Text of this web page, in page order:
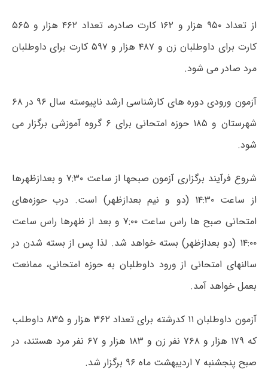
از تعداد ۹۵۰ هزار و ۱۶۲ کارت صادره، تعداد ۴۶۲ هزار و ۵۶۵
کارت برای داوطلبان زن و ۴۸۷ هزار و ۵۹۷ کارت برای داوطلبان
مرد صادر می شود.
آزمون ورودی دوره های کارشناسی ارشد ناپیوسته سال ۹۶ در ۶۸
شهرستان و ۱۸۵ حوزه امتحانی برای ۶ گروه آموزشی برگزار می
شود.
شروع فرآیند برگزاری آزمون صبحها از ساعت ۷:۳۰ و بعدازظهرها
از ساعت ۱۴:۳۰ (دو و نیم بعدازظهر) است. درب حوزه‌های
امتحانی صبح ها راس ساعت ۷:۰۰ و بعد از ظهرها راس ساعت
۱۴:۰۰ (دو بعدازظهر) بسته خواهد شد. لذا پس از بسته شدن در
سالنهای امتحانی از ورود داوطلبان به حوزه امتحانی، ممانعت
بعمل خواهد آمد.
آزمون داوطلبان ۱۱ کدرشته برای تعداد ۳۶۲ هزار و ۸۳۵ داوطلب
که ۱۷۹ هزار و ۷۶۸ نفر زن و ۱۸۳ هزار و ۶۷ نفر مرد هستند، در
صبح پنجشنبه ۷ اردیبهشت ماه ۹۶ برگزار شد.